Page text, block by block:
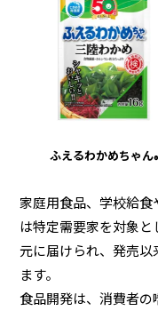
ふえるわかめちゃん®
家庭用食品、学校給
は特定需要家を対象
元に届けられ、発売
ます。
食品開発は、消費者